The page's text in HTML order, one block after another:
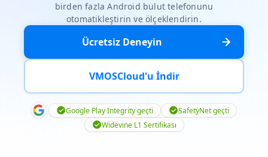
Ücretsiz Deneyin
VMOSCloud'u İndir
birden fazla Android bulut telefonunu
otomatikleştirin ve ölçeklendirin.
Google Play Integrity geçti
SafetyNet geçti
Widevine L1 Sertifikası